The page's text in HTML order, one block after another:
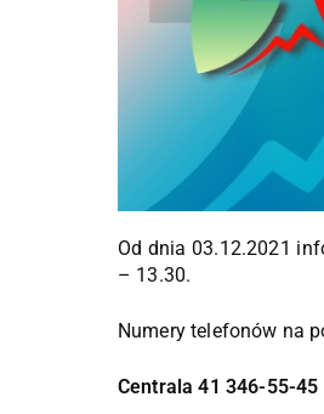
Od dnia 03.12.2021
– 13.30.
Numery telefonów na
Centrala 41 346-55-45